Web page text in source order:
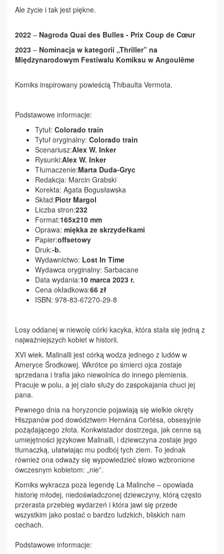
Ale życie i tak jest piękne.
2022 – Nagroda Quai des Bulles - Prix Coup de Cœur
2023 – Nominacja w kategorii „Thriller” na
Międzynarodowym Festiwalu Komiksu w Angoulême
Komiks inspirowany powieścią Thibaulta Vermota.
Podstawowe informacje:
Tytuł: Colorado train
Tytuł oryginalny: Colorado train
Scenariusz:Alex W. Inker
Rysunki:Alex W. Inker
Tłumaczenie:Marta Duda-Gryc
Redakcja: Marcin Grabski
Korekta: Agata Bogusławska
Skład:Piotr Margol
Liczba stron:232
Format:165x210 mm
Oprawa: miękka ze skrzydełkami
Papier:offsetowy
Druk:-b.
Wydawnictwo: Lost In Time
Wydawca oryginalny: Sarbacane
Data wydania:10 marca 2023 r.
Cena okładkowa:66 zł
ISBN: 978-83-67270-29-8
Losy oddanej w niewolę córki kacyka, która stała się jedną z
najważniejszych kobiet w historii.
XVI wiek. Malinalli jest córką wodza jednego z ludów w
Ameryce Środkowej. Wkrótce po śmierci ojca zostaje
sprzedana i trafia jako niewolnica do innego plemienia.
Pracuje w polu, a jej ciało służy do zaspokajania chuci jej
pana.
Pewnego dnia na horyzoncie pojawiają się wielkie okręty
Hiszpanów pod dowództwem Hernána Cortésa, obsesyjnie
pożądającego złota. Konkwistador dostrzega, jak cenne są
umiejętności językowe Malinalli, i dziewczyna zostaje jego
tłumaczką, ułatwiając mu podbój tych ziem. To jednak
również ona odważy się wypowiedzieć słowo wzbronione
ówczesnym kobietom: „nie”.
Komiks wykracza poza legendę La Malinche – opowiada
historię młodej, niedoświadczonej dziewczyny, którą często
przerasta przebieg wydarzeń i która jawi się przede
wszystkim jako postać o bardzo ludzkich, bliskich nam
cechach.
Podstawowe informacje: